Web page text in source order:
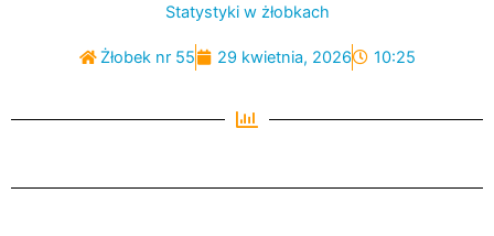
Statystyki w żłobkach
Żłobek nr 55 29 kwietnia, 2026 10:25